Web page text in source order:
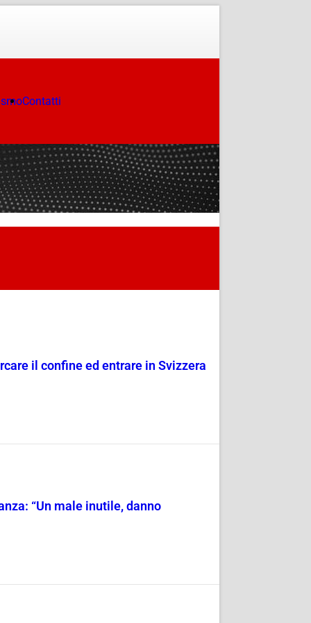
Contatti
il confine ed entrare in Svizzera
“Un male inutile, danno